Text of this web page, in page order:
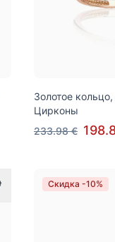
Золотое
Цирконы
233.98 €
Скидка -10%